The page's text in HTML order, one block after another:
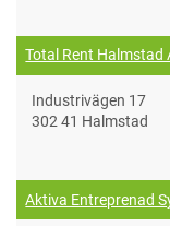
Total Rent Halmstad
Industrivägen 17
302 41 Halmstad
Aktiva Entreprenad